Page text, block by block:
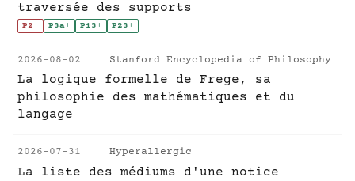
traversée des supports
P2- P3a+ P13+ P23+
2026-08-02 Stanford Encyclopedia of Philosophy
La logique formelle de Frege, sa
philosophie des mathématiques et du
langage
2026-07-31 Hyperallergic
La liste des médiums d'une notice